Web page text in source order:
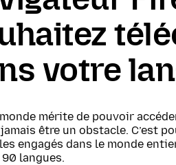
votre
mérite de pouvoir
être un obstacle. C’est
engagés dans le monde
langues.